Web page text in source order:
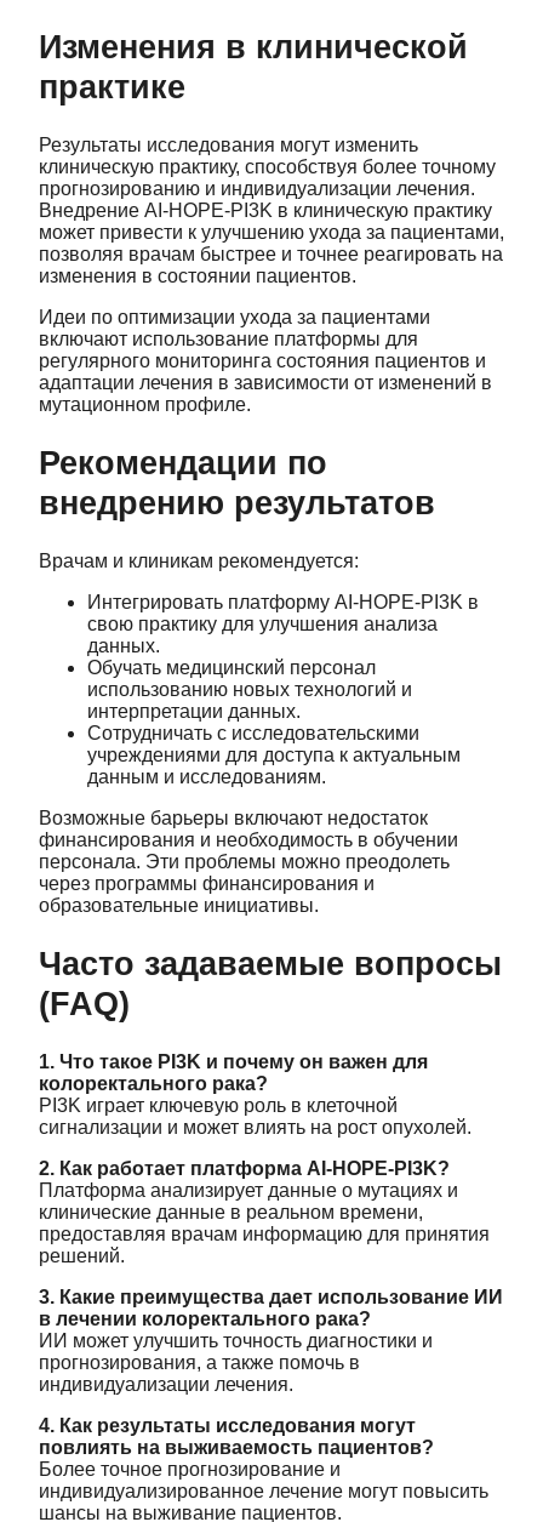
Изменения в клинической
практике
Результаты исследования могут изменить
клиническую практику, способствуя более точному
прогнозированию и индивидуализации лечения.
Внедрение AI-HOPE-PI3K в клиническую практику
может привести к улучшению ухода за пациентами,
позволяя врачам быстрее и точнее реагировать на
изменения в состоянии пациентов.
Идеи по оптимизации ухода за пациентами
включают использование платформы для
регулярного мониторинга состояния пациентов и
адаптации лечения в зависимости от изменений в
мутационном профиле.
Рекомендации по
внедрению результатов
Врачам и клиникам рекомендуется:
Интегрировать платформу AI-HOPE-PI3K в
свою практику для улучшения анализа
данных.
Обучать медицинский персонал
использованию новых технологий и
интерпретации данных.
Сотрудничать с исследовательскими
учреждениями для доступа к актуальным
данным и исследованиям.
Возможные барьеры включают недостаток
финансирования и необходимость в обучении
персонала. Эти проблемы можно преодолеть
через программы финансирования и
образовательные инициативы.
Часто задаваемые вопросы
(FAQ)
1. Что такое PI3K и почему он важен для
колоректального рака?
PI3K играет ключевую роль в клеточной
сигнализации и может влиять на рост опухолей.
2. Как работает платформа AI-HOPE-PI3K?
Платформа анализирует данные о мутациях и
клинические данные в реальном времени,
предоставляя врачам информацию для принятия
решений.
3. Какие преимущества дает использование ИИ
в лечении колоректального рака?
ИИ может улучшить точность диагностики и
прогнозирования, а также помочь в
индивидуализации лечения.
4. Как результаты исследования могут
повлиять на выживаемость пациентов?
Более точное прогнозирование и
индивидуализированное лечение могут повысить
шансы на выживание пациентов.